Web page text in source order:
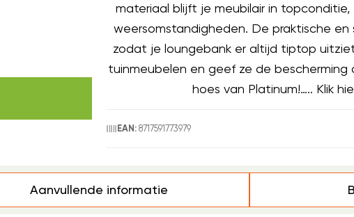
materiaal blijft je meubilair in
weersomstandigheden. De praktische
zodat je loungebank er altijd tiptop
tuinmeubelen en geef ze de bescherming
hoes van Platinum!….. Klik
EAN: 8717591773979
Aanvullende informatie